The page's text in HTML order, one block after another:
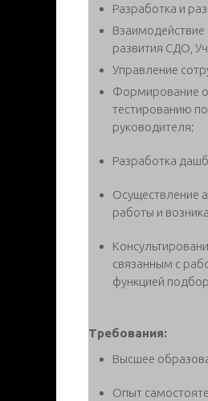
Разработка и
развития СДО,
Управление
Формирование
тестированию
руководителя;
Разработка
Осуществление
работы и
связанным с
функцией
Требования:
Высшее
Опыт